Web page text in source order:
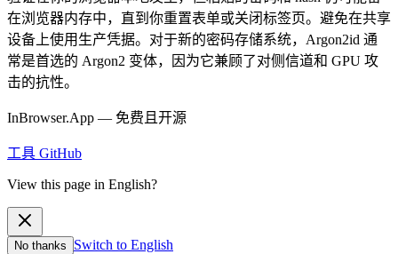
在浏览器内存中，直到你重置表单或关闭标签页。避免在共享
设备上使用生产凭据。对于新的密码存储系统，Argon2id 通
常是首选的 Argon2 变体，因为它兼顾了对侧信道和 GPU 攻
击的抗性。
InBrowser.App — 免费且开源
工具 GitHub
View this page in English?
No thanks Switch to English